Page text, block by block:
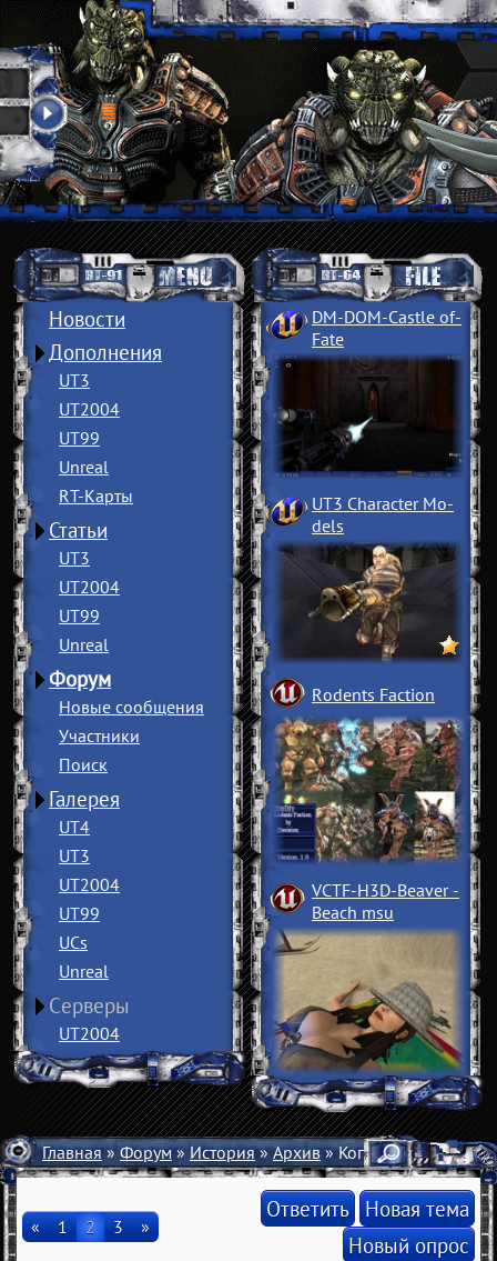
Новости
Дополнения
UT3
UT2004
UT99
Unreal
RT-Карты
Статьи
UT3
UT2004
UT99
Unreal
Форум
Новые сообщения
Участники
Поиск
Галерея
UT4
UT3
UT2004
UT99
UCs
Unreal
Серверы
UT2004
DM-DOM-Castle of­
Fate
UT3 Character Mo­
dels
Rodents Faction
VCTF-H3D-Beaver ­
Beach msu
Главная»Форум»История»Архив» Когда
« 1 2 3 »
Ответить Новая тема
Новый опрос